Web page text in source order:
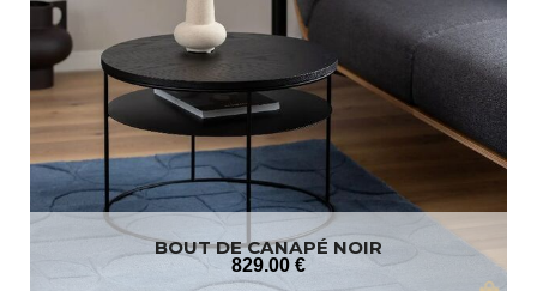
BOUT DE CANAPÉ NOIR
829.00 €